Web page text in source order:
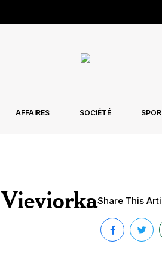
AFFAIRES SOCIÉTÉ
Share This